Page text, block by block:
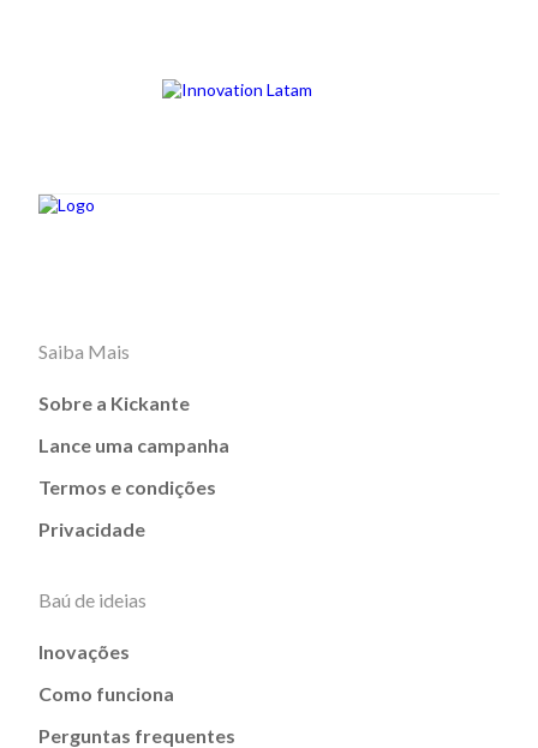
Saiba Mais
Sobre a Kickante
Lance uma campanha
Termos e condições
Privacidade
Baú de ideias
Inovações
Como funciona
Perguntas frequentes